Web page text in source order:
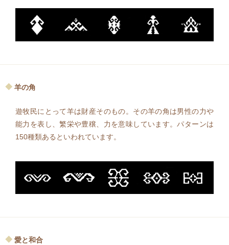
羊の角
遊牧民にとって羊は財産そのもの。その羊の角は男性の力や
能力を表し、繁栄や豊穣、力を意味しています。パターンは
150種類あるといわれています。
愛と和合